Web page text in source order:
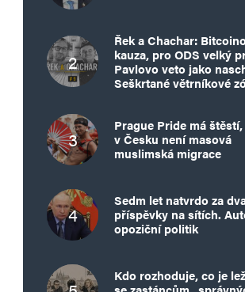
Řek a Chachar:
kauza, pro ODS velký
Pavlovo veto jako
Seškrtané větrníkové
Prague Pride má štěstí,
v Česku není masová
muslimská migrace
Sedm let natvrdo za
příspěvky na sítích.
opoziční politik
Kdo rozhoduje, co je